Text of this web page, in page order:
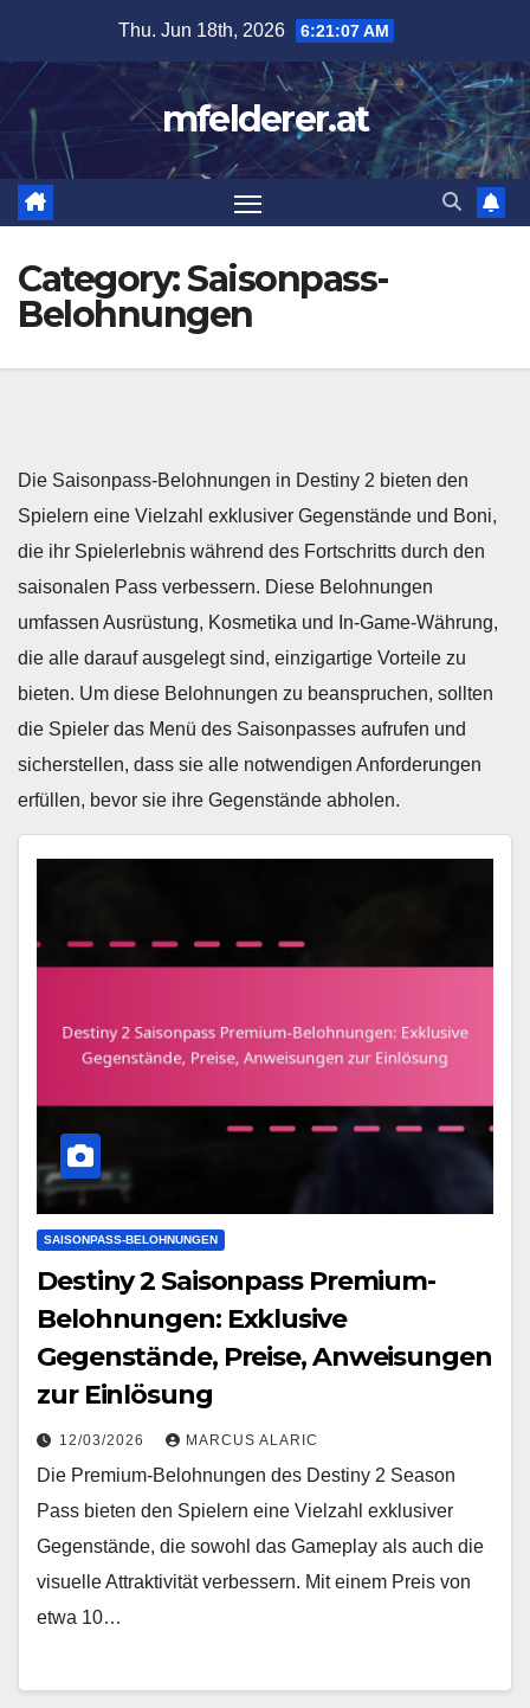
content
Thu. Jun 18th, 2026 6:21:08 AM
mfelderer.at
Category:Saisonpass-
Belohnungen
Die Saisonpass-Belohnungen in Destiny 2 bieten den
Spielern eine Vielzahl exklusiver Gegenstände und Boni,
die ihr Spielerlebnis während des Fortschritts durch den
saisonalen Pass verbessern. Diese Belohnungen
umfassen Ausrüstung, Kosmetika und In-Game-Währung,
die alle darauf ausgelegt sind, einzigartige Vorteile zu
bieten. Um diese Belohnungen zu beanspruchen, sollten
die Spieler das Menü des Saisonpasses aufrufen und
sicherstellen, dass sie alle notwendigen Anforderungen
erfüllen, bevor sie ihre Gegenstände abholen.
SAISONPASS-BELOHNUNGEN
Destiny 2 Saisonpass Premium-
Belohnungen: Exklusive
Gegenstände, Preise, Anweisungen
zur Einlösung
12/03/2026 MARCUS ALARIC
Die Premium-Belohnungen des Destiny 2 Season
Pass bieten den Spielern eine Vielzahl exklusiver
Gegenstände, die sowohl das Gameplay als auch die
visuelle Attraktivität verbessern. Mit einem Preis von
etwa 10…